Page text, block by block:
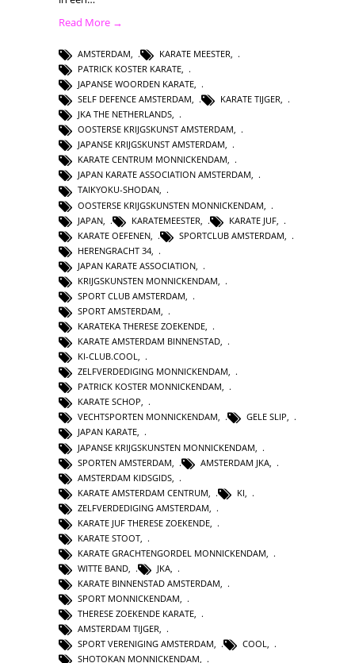
Read More →
AMSTERDAM KARATE MEESTER
PATRICK KOSTER KARATE
JAPANSE WOORDEN KARATE,
SELF DEFENCE AMSTERDAM, KARATE TIJGER,
JKA THE NETHERLANDS,
OOSTERSE KRIJGSKUNST AMSTERDAM,
JAPANSE KRIJGSKUNST AMSTERDAM,
KARATE CENTRUM MONNICKENDAM,
JAPAN KARATE ASSOCIATION AMSTERDAM,
TAIKYOKU-SHODAN,
OOSTERSE KRIJGSKUNSTEN MONNICKENDAM
JAPAN
KARATEMEESTER KARATE JUF
KARATE OEFENEN
SPORTCLUB AMSTERDAM
HERENGRACHT 34
JAPAN KARATE ASSOCIATION
KRIJGSKUNSTEN MONNICKENDAM
SPORT CLUB AMSTERDAM
SPORT AMSTERDAM
KARATEKA THERESE ZOEKENDE,
KARATE AMSTERDAM BINNENSTAD,
KI-CLUB.COOL,
ZELFVERDEDIGING MONNICKENDAM,
PATRICK KOSTER MONNICKENDAM,
KARATE SCHOP,
VECHTSPORTEN MONNICKENDAM, GELE SLIP,
JAPAN KARATE,
JAPANSE KRIJGSKUNSTEN MONNICKENDAM
SPORTEN AMSTERDAM
AMSTERDAM JKA
AMSTERDAM KIDSGIDS
KARATE AMSTERDAM CENTRUM
KI
ZELFVERDEDIGING AMSTERDAM
KARATE JUF THERESE ZOEKENDE
KARATE STOOT
KARATE GRACHTENGORDEL MONNICKENDAM
WITTE BAND, JKA,
KARATE BINNENSTAD AMSTERDAM,
SPORT MONNICKENDAM,
THERESE ZOEKENDE KARATE,
AMSTERDAM TIJGER,
SPORT VERENIGING AMSTERDAM, COOL,
SHOTOKAN MONNICKENDAM,